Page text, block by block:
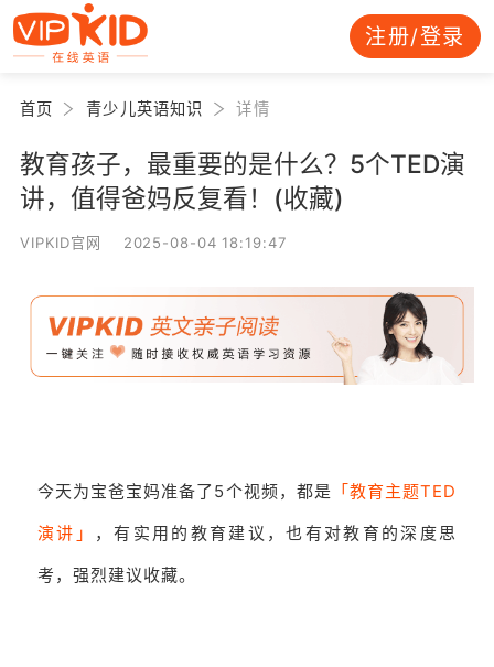
注册/登录
首页 青少儿英语知识 详情
教育孩子，最重要的是什么？5个TED演
讲，值得爸妈反复看！(收藏)
VIPKID官网 2025-08-04 18:19:47
今天为宝爸宝妈准备了5个视频，都是 「教育主题TED
演讲」
，有实用的教育建议，也有对教育的深度思
考，强烈建议收藏。